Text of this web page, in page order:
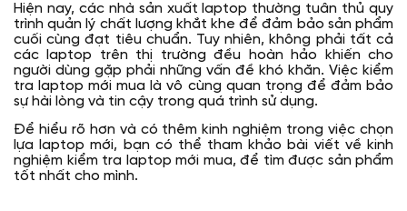
Hiện nay, các nhà sản xuất laptop thường tuân thủ quy
trình quản lý chất lượng khắt khe để đảm bảo sản phẩm
cuối cùng đạt tiêu chuẩn. Tuy nhiên, không phải tất cả
các laptop trên thị trường đều hoàn hảo khiến cho
người dùng gặp phải những vấn đề khó khăn. Việc kiểm
tra laptop mới mua là vô cùng quan trọng để đảm bảo
sự hài lòng và tin cậy trong quá trình sử dụng.
Để hiểu rõ hơn và có thêm kinh nghiệm trong việc chọn
lựa laptop mới, bạn có thể tham khảo bài viết về kinh
nghiệm kiểm tra laptop mới mua, để tìm được sản phẩm
tốt nhất cho mình.